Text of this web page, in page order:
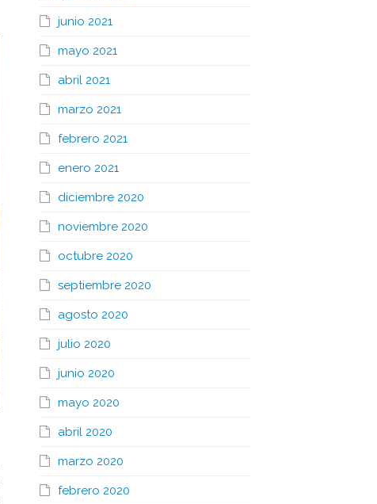
junio 2021
mayo 2021
abril 2021
marzo 2021
febrero 2021
enero 2021
diciembre 2020
noviembre 2020
octubre 2020
septiembre 2020
agosto 2020
julio 2020
junio 2020
mayo 2020
abril 2020
marzo 2020
febrero 2020